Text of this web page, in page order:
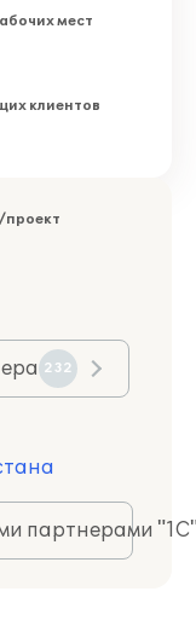
мест
клиентов
проект
232
партнерами